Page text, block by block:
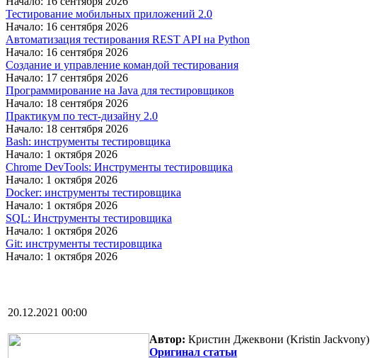
Тестирование мобильных приложений 2.0
Начало: 16 сентября 2026
Автоматизация тестирования REST API на Python
Начало: 16 сентября 2026
Создание и управление командой тестирования
Начало: 17 сентября 2026
Программирование на Java для тестировщиков
Начало: 18 сентября 2026
Практикум по тест-дизайну 2.0
Начало: 18 сентября 2026
Bash: инструменты тестировщика
Начало: 1 октября 2026
Chrome DevTools: Инструменты тестировщика
Начало: 1 октября 2026
Docker: инструменты тестировщика
Начало: 1 октября 2026
SQL: Инструменты тестировщика
Начало: 1 октября 2026
Git: инструменты тестировщика
Начало: 1 октября 2026
20.12.2021 00:00
Автор: Кристин Джеквони (Kristin Jackvony)
Оригинал статьи